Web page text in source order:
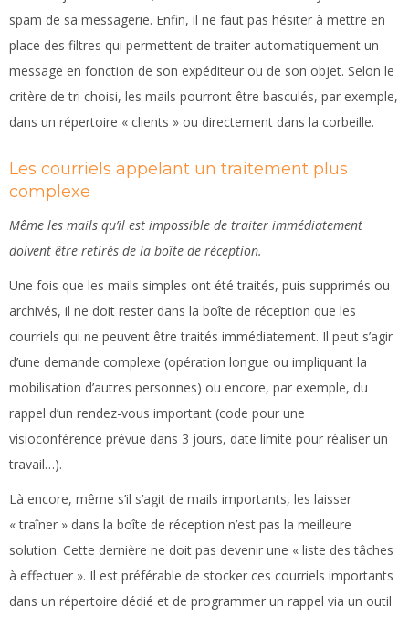
spam de sa messagerie. Enfin, il ne faut pas hésiter à mettre en
place des filtres qui permettent de traiter automatiquement un
message en fonction de son expéditeur ou de son objet. Selon le
critère de tri choisi, les mails pourront être basculés, par exemple,
dans un répertoire « clients » ou directement dans la corbeille.
Les courriels appelant un traitement plus
complexe
Même les mails qu’il est impossible de traiter immédiatement
doivent être retirés de la boîte de réception.
Une fois que les mails simples ont été traités, puis supprimés ou
archivés, il ne doit rester dans la boîte de réception que les
courriels qui ne peuvent être traités immédiatement. Il peut s’agir
d’une demande complexe (opération longue ou impliquant la
mobilisation d’autres personnes) ou encore, par exemple, du
rappel d’un rendez-vous important (code pour une
visioconférence prévue dans 3 jours, date limite pour réaliser un
travail…).
Là encore, même s’il s’agit de mails importants, les laisser
« traîner » dans la boîte de réception n’est pas la meilleure
solution. Cette dernière ne doit pas devenir une « liste des tâches
à effectuer ». Il est préférable de stocker ces courriels importants
dans un répertoire dédié et de programmer un rappel via un outil